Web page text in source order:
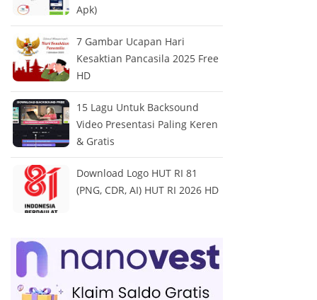
Apk)
7 Gambar Ucapan Hari
Kesaktian Pancasila 2025 Free
HD
15 Lagu Untuk Backsound
Video Presentasi Paling Keren
& Gratis
Download Logo HUT RI 81
(PNG, CDR, AI) HUT RI 2026 HD